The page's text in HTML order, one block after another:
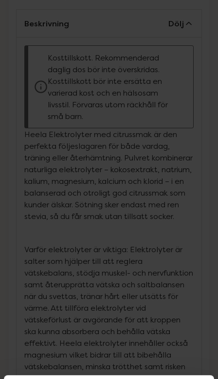
Beskrivning Dölj
Kosttillskott. Rekommenderad
daglig dos bör inte överskridas.
Kosttillskott bör inte ersätta en
varierad kost och en hälsosam
livsstil. Förvaras utom räckhåll för
små barn.
Heela Elektrolyter med citrussmak är den
perfekta följeslagaren för både vardag,
träning eller återhämtning. Pulvret kombinerar
naturliga elektrolyter – kokosextrakt, natrium,
kalium, magnesium, kalcium och klorid – i en
balanserad och otroligt god citrussmak som
kunder älskar. Sötning sker endast med ren
stevia, så du får smak utan tillsatt socker.
Varför elektrolyter är viktiga: Elektrolyter är
salter som hjälper till att reglera
vätskebalans, stödja muskel- och nervfunktion
samt återupprätta vätska och saltbalansen
när du svettas, tränar hårt eller utsätts för
värme. Att tillföra elektrolyter vid
vätskeförlust är avgörande för att kroppen
ska kunna absorbera och behålla vätska
effektivt. Heela elektrolyter innehåller också
magnesium vilket bidrar till att bibehålla
vätskebalansen, minska trötthet samt risken